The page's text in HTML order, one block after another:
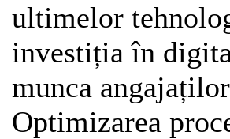
ultimelor
investiția în
munca
Optimizarea